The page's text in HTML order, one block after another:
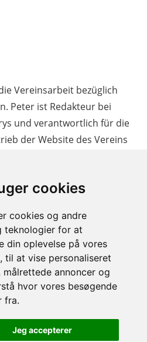
cookies
cookies og andre
teknologier for at
din oplevelse på vores
til at vise personaliseret
målrettede annoncer og
hvor vores besøgende
fra.
Jeg accepterer
Vereinsarbeit bezüglich
Peter ist Redakteur bei
und verantwortlich für die
der Website des Vereins
Außerdem koordiniert
unserem Newsletter mit
Sekretariats. Mit einem
und früheren Tätigkeiten im
in Zusammenarbeit mit
Kenneth Klausen zur
und Marketing bei.
& Schnittgrün |